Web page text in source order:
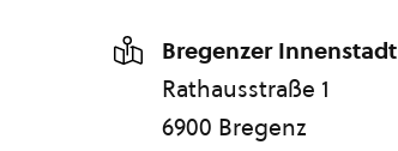
Bregenzer Innenstadt
Rathausstraße 1
6900 Bregenz